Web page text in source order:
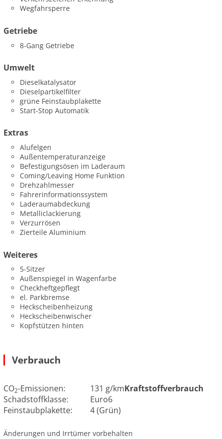
Wegfahrsperre
Getriebe
8-Gang Getriebe
Umwelt
Dieselkatalysator
Dieselpartikelfilter
grüne Feinstaubplakette
Start-Stop Automatik
Extras
Alufelgen
Außentemperaturanzeige
Befestigungsösen im Laderaum
Coming/Leaving Home Funktion
Drehzahlmesser
Fahrerinformationssystem
Laderaumabdeckung
Metalliclackierung
Verzurrösen
Zierteile Aluminium
Weiteres
5-Sitzer
Außenspiegel in Wagenfarbe
Checkheftgepflegt
el. Parkbremse
Heckscheibenheizung
Heckscheibenwischer
Kopfstützen hinten
Verbrauch
CO2-Emissionen:
131 g/km
Schadstoffklasse:
Euro6
Feinstaubplakette:
4 (Grün)
Kraftstoffverbrauch
Änderungen und Irrtümer vorbehalten